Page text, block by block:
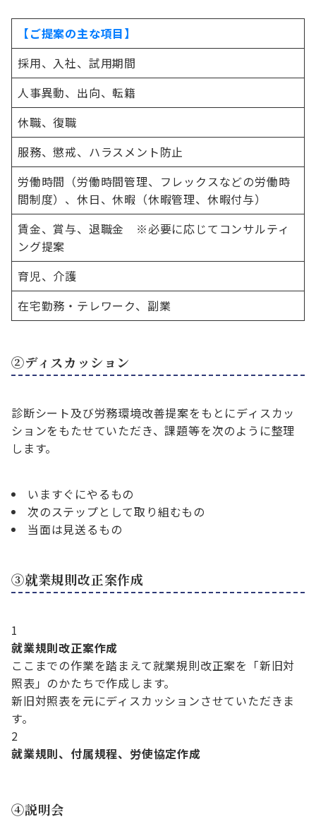
【ご提案の主な項目】
採用、入社、試用期間
人事異動、出向、転籍
休職、復職
服務、懲戒、ハラスメント防止
労働時間（労働時間管理、フレックスなどの労働時
間制度）、休日、休暇（休暇管理、休暇付与）
賃金、賞与、退職金 ※必要に応じてコンサルティ
ング提案
育児、介護
在宅勤務・テレワーク、副業
②ディスカッション
診断シート及び労務環境改善提案をもとにディスカッ
ションをもたせていただき、課題等を次のように整理
します。
いますぐにやるもの
次のステップとして取り組むもの
当面は見送るもの
③就業規則改正案作成
1
就業規則改正案作成
ここまでの作業を踏まえて就業規則改正案を「新旧対
照表」のかたちで作成します。
新旧対照表を元にディスカッションさせていただきま
す。
2
就業規則、付属規程、労使協定作成
④説明会